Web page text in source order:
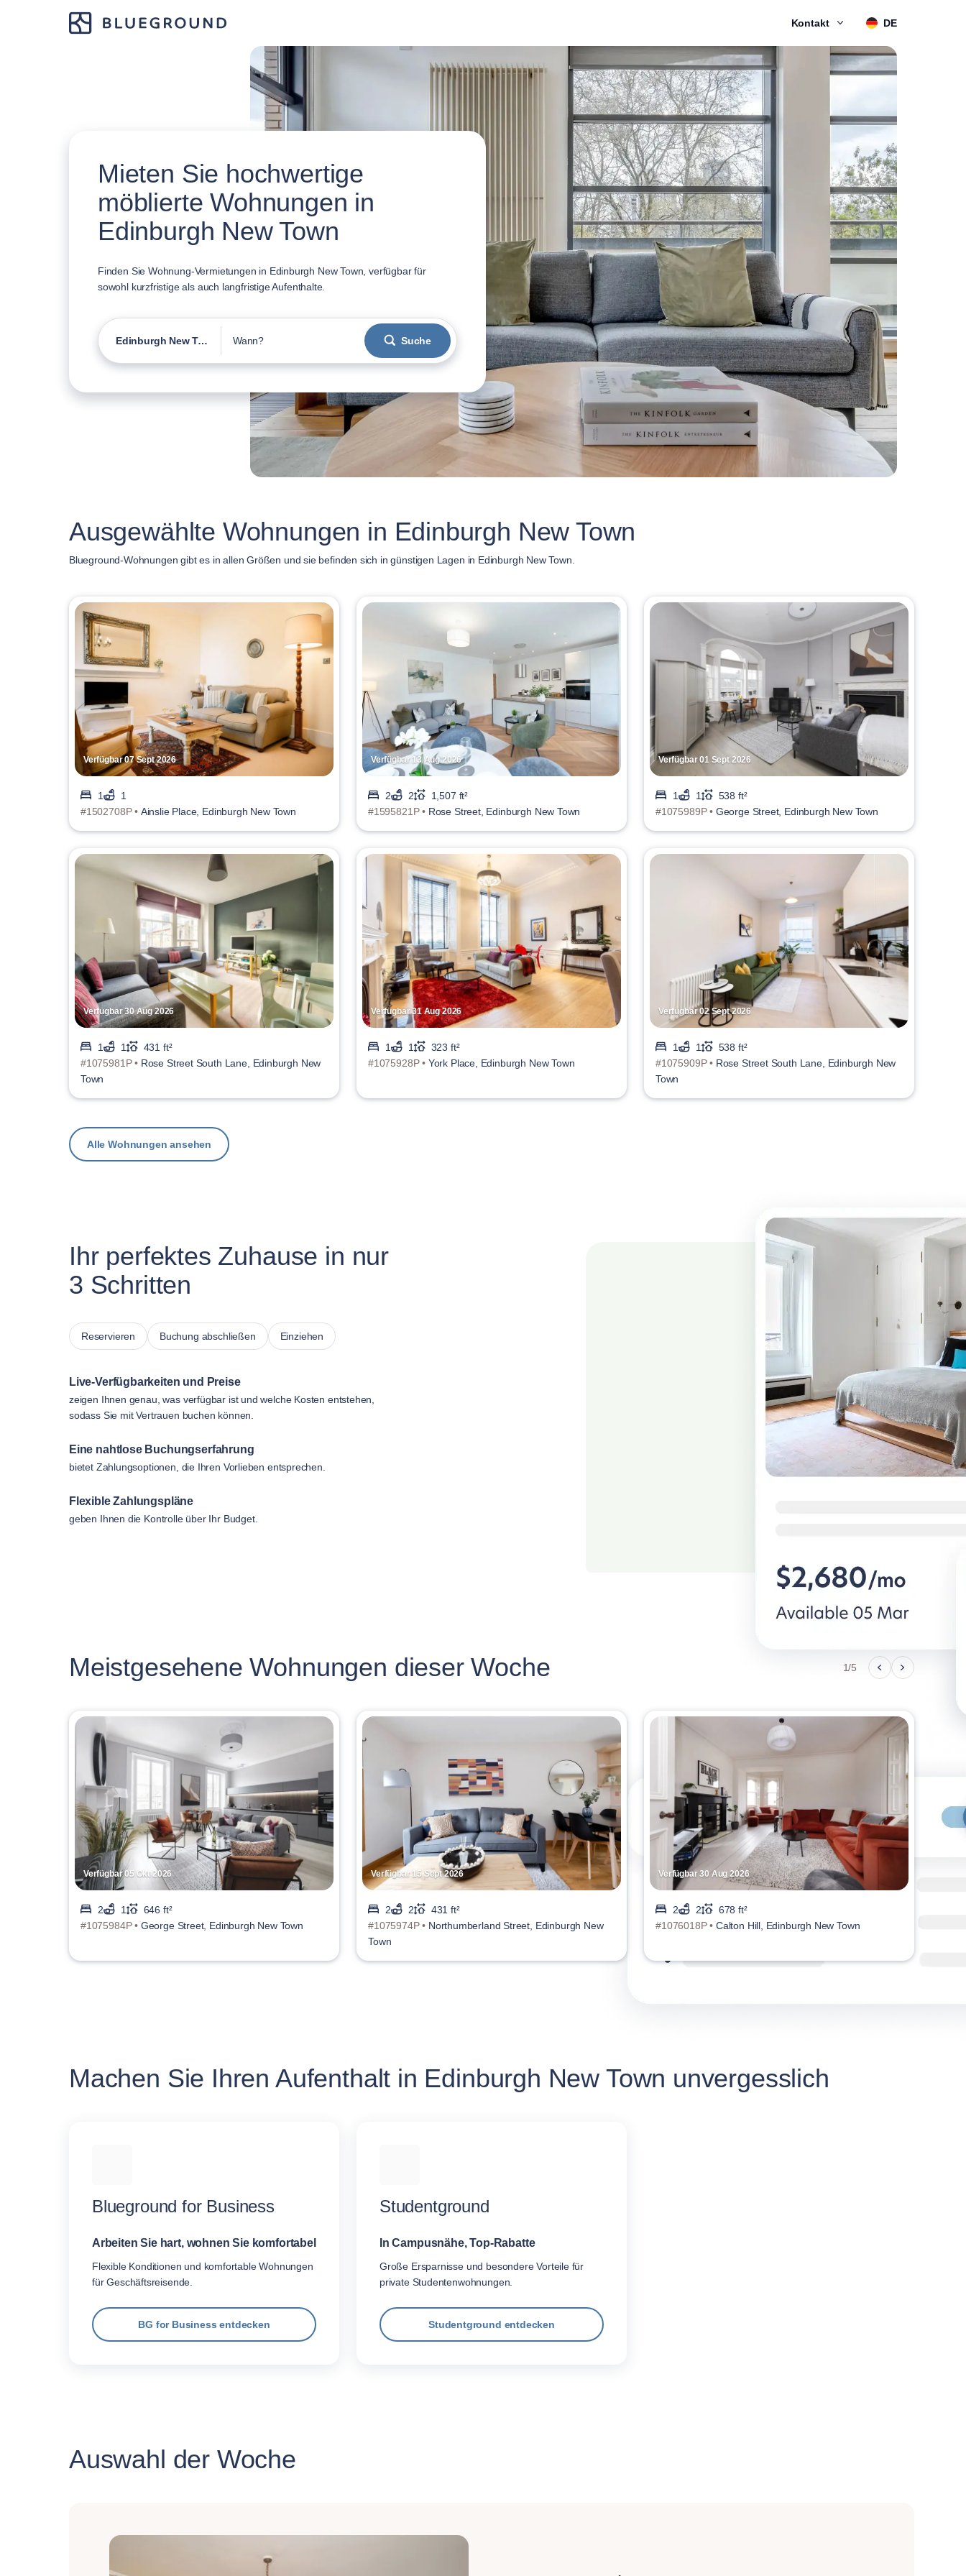
Kontakt DE
Mieten Sie hochwertige
möblierte Wohnungen in
Edinburgh New Town
Finden Sie Wohnung-Vermietungen in Edinburgh New Town, verfügbar für
sowohl kurzfristige als auch langfristige Aufenthalte.
Edinburgh New Town Wann? Suche
Ausgewählte Wohnungen in Edinburgh New Town
Blueground-Wohnungen gibt es in allen Größen und sie befinden sich in günstigen Lagen in Edinburgh New Town.
Verfügbar 07 Sept 2026
1
1
#1502708P • Ainslie Place, Edinburgh New Town
Verfügbar 13 Aug 2026
2 2
1,507 ft²
#1595821P • Rose Street, Edinburgh New Town
Verfügbar 01 Sept 2026
1 1
538 ft²
#1075989P • George Street, Edinburgh New Town
Verfügbar 30 Aug 2026
1 1
431 ft²
#1075981P • Rose Street South Lane, Edinburgh New
Town
Verfügbar 31 Aug 2026
1 1
323 ft²
#1075928P • York Place, Edinburgh New Town
Verfügbar 02 Sept 2026
1 1
538 ft²
#1075909P • Rose Street South Lane, Edinburgh New
Town
Alle Wohnungen ansehen
Ihr perfektes Zuhause in nur
3 Schritten
Reservieren Buchung abschließen Einziehen
Live-Verfügbarkeiten und Preise
zeigen Ihnen genau, was verfügbar ist und welche Kosten entstehen,
sodass Sie mit Vertrauen buchen können.
Eine nahtlose Buchungserfahrung
bietet Zahlungsoptionen, die Ihren Vorlieben entsprechen.
Flexible Zahlungspläne
geben Ihnen die Kontrolle über Ihr Budget.
Meistgesehene Wohnungen dieser Woche 1/5
Verfügbar 05 Okt 2026
2 1
646 ft²
#1075984P • George Street, Edinburgh New Town
Verfügbar 15 Sept 2026
2 2
431 ft²
#1075974P • Northumberland Street, Edinburgh New
Town
Verfügbar 30 Aug 2026
2 2
678 ft²
#1076018P • Calton Hill, Edinburgh New Town
Machen Sie Ihren Aufenthalt in Edinburgh New Town unvergesslich
Blueground for Business
Arbeiten Sie hart, wohnen Sie komfortabel
Flexible Konditionen und komfortable Wohnungen
für Geschäftsreisende.
BG for Business entdecken
Studentground
In Campusnähe, Top-Rabatte
Große Ersparnisse und besondere Vorteile für
private Studentenwohnungen.
Studentground entdecken
Auswahl der Woche